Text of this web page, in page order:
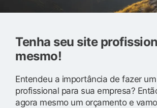
Tenha seu site
mesmo!
Entendeu a importância de fazer
profissional para sua empresa?
agora mesmo um orçamento e